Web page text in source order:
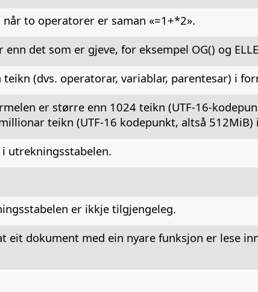
to operatorer er saman «=1+*2».
det som er gjeve, for eksempel OG() og
(dvs. operatorar, variablar, parentesar) i
er større enn 1024 teikn (UTF-16-
teikn (UTF-16 kodepunkt, altså 512MiB)
utrekningsstabelen.
er ikkje tilgjengeleg.
eit dokument med ein nyare funksjon er lese